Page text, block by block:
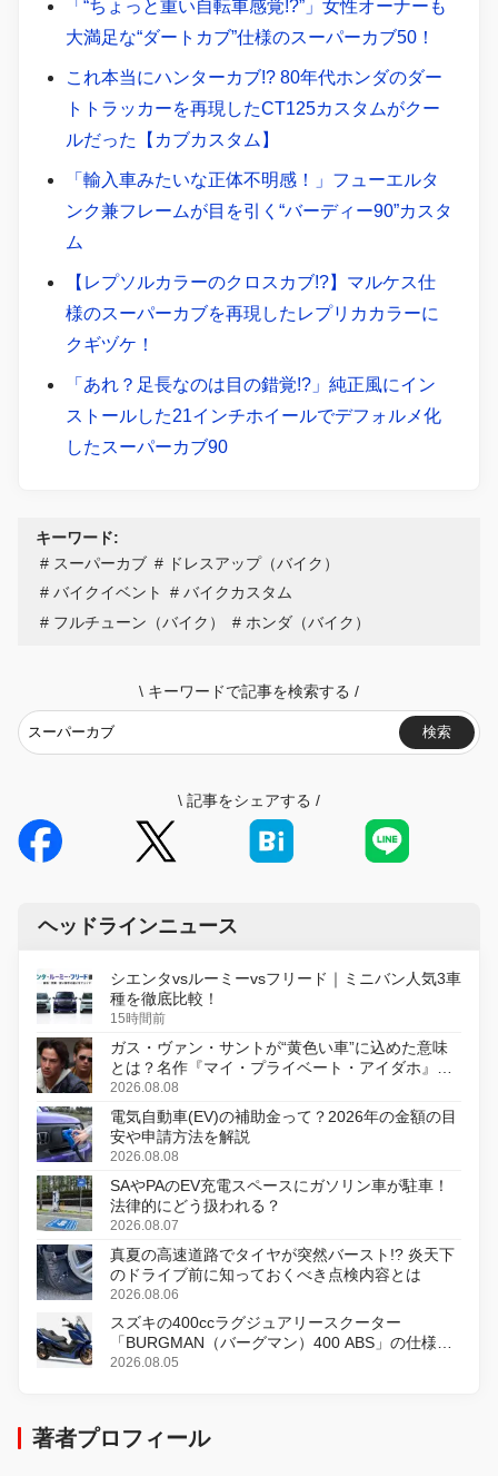
「“ちょっと重い自転車感覚!?”」女性オーナーも
大満足な“ダートカブ”仕様のスーパーカブ50！
これ本当にハンターカブ!? 80年代ホンダのダー
トトラッカーを再現したCT125カスタムがクー
ルだった【カブカスタム】
「輸入車みたいな正体不明感！」フューエルタ
ンク兼フレームが目を引く“バーディー90”カスタ
ム
【レプソルカラーのクロスカブ!?】マルケス仕
様のスーパーカブを再現したレプリカカラーに
クギヅケ！
「あれ？足長なのは目の錯覚!?」純正風にイン
ストールした21インチホイールでデフォルメ化
したスーパーカブ90
キーワード:
スーパーカブ
ドレスアップ（バイク）
バイクイベント
バイクカスタム
フルチューン（バイク）
ホンダ（バイク）
\ キーワードで記事を検索する /
検索
\ 記事をシェアする /
ヘッドラインニュース
シエンタvsルーミーvsフリード｜ミニバン人気3車
種を徹底比較！
15時間前
ガス・ヴァン・サントが“黄色い車”に込めた意味
とは？名作『マイ・プライベート・アイダホ』が
初のデジタルリマスター版で復活
2026.08.08
電気自動車(EV)の補助金って？2026年の金額の目
安や申請方法を解説
2026.08.08
SAやPAのEV充電スペースにガソリン車が駐車！
法律的にどう扱われる？
2026.08.07
真夏の高速道路でタイヤが突然バースト!? 炎天下
のドライブ前に知っておくべき点検内容とは
2026.08.06
スズキの400ccラグジュアリースクーター
「BURGMAN（バーグマン）400 ABS」の仕様を
変更し、8月18日に発売
2026.08.05
著者プロフィール